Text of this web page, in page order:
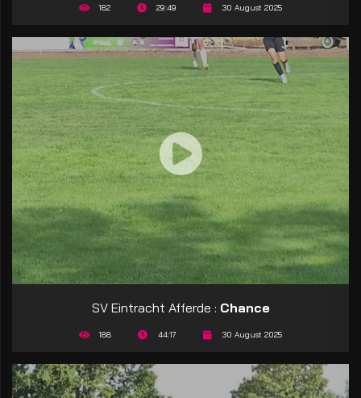
182 29:49 30 August 2025
SV Eintracht Afferde : Chance
188 44:17 30 August 2025